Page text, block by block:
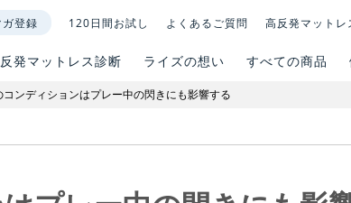
登録 120日間お試し よくあるご質問 高反発マットレ
発マットレス診断 ライズの想い すべての商品
コンディションはプレー中の閃きにも影響する